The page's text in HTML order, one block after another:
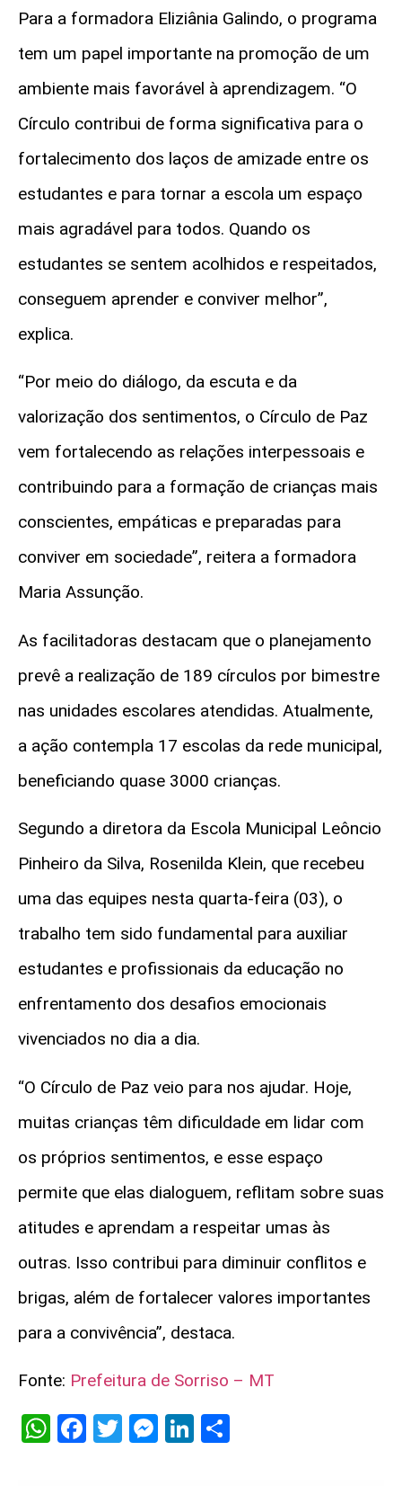
Para a formadora Eliziânia Galindo, o programa
tem um papel importante na promoção de um
ambiente mais favorável à aprendizagem. “O
Círculo contribui de forma significativa para o
fortalecimento dos laços de amizade entre os
estudantes e para tornar a escola um espaço
mais agradável para todos. Quando os
estudantes se sentem acolhidos e respeitados,
conseguem aprender e conviver melhor”,
explica.
“Por meio do diálogo, da escuta e da
valorização dos sentimentos, o Círculo de Paz
vem fortalecendo as relações interpessoais e
contribuindo para a formação de crianças mais
conscientes, empáticas e preparadas para
conviver em sociedade”, reitera a formadora
Maria Assunção.
As facilitadoras destacam que o planejamento
prevê a realização de 189 círculos por bimestre
nas unidades escolares atendidas. Atualmente,
a ação contempla 17 escolas da rede municipal,
beneficiando quase 3000 crianças.
Segundo a diretora da Escola Municipal Leôncio
Pinheiro da Silva, Rosenilda Klein, que recebeu
uma das equipes nesta quarta-feira (03), o
trabalho tem sido fundamental para auxiliar
estudantes e profissionais da educação no
enfrentamento dos desafios emocionais
vivenciados no dia a dia.
“O Círculo de Paz veio para nos ajudar. Hoje,
muitas crianças têm dificuldade em lidar com
os próprios sentimentos, e esse espaço
permite que elas dialoguem, reflitam sobre suas
atitudes e aprendam a respeitar umas às
outras. Isso contribui para diminuir conflitos e
brigas, além de fortalecer valores importantes
para a convivência”, destaca.
Fonte: Prefeitura de Sorriso – MT
WhatsApp
Facebook
TwitterMessenger
LinkedIn